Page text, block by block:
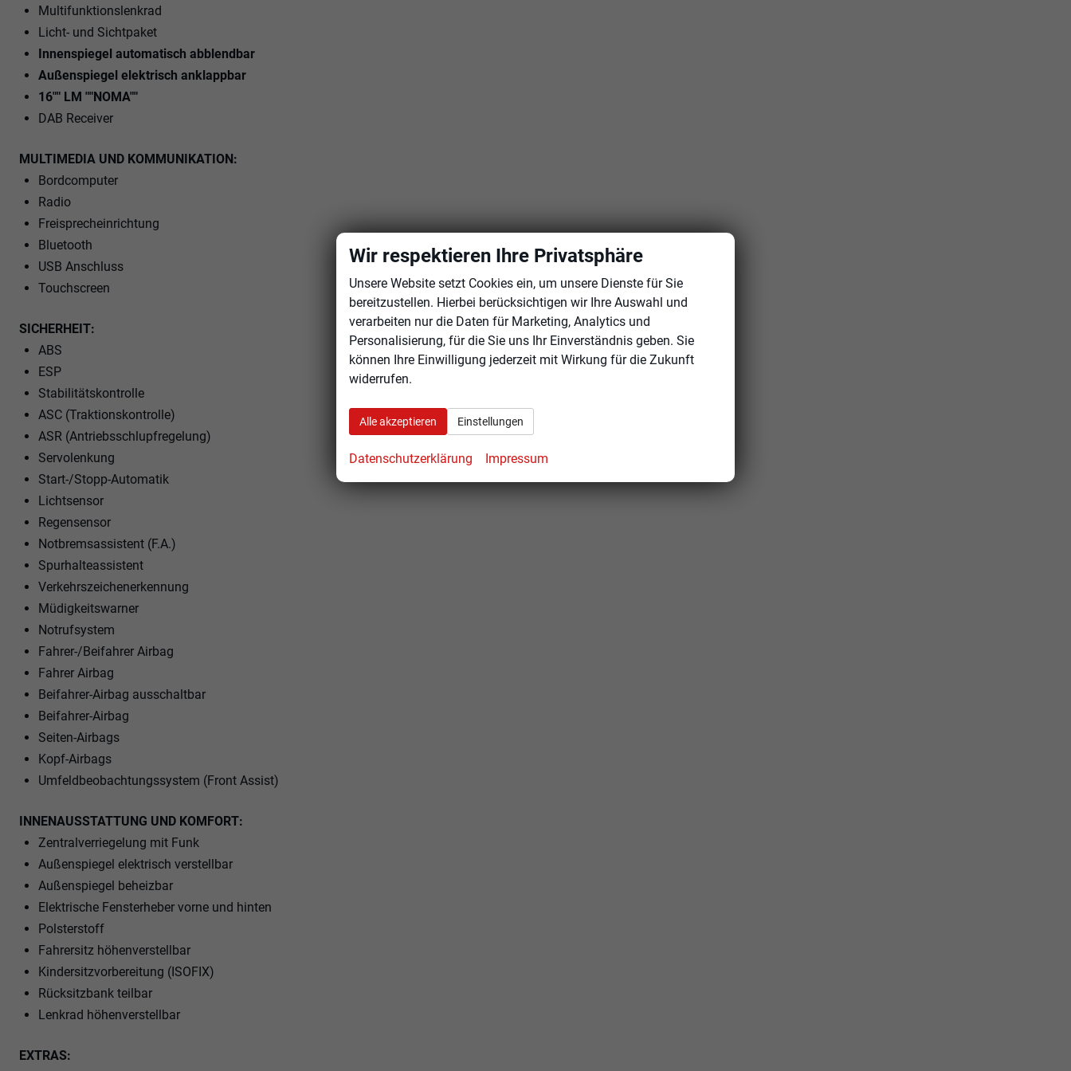
Multifunktionslenkrad
Licht- und Sichtpaket
Innenspiegel automatisch abblendbar
Außenspiegel elektrisch anklappbar
16"" LM ""NOMA""
DAB Receiver
MULTIMEDIA UND KOMMUNIKATION:
Bordcomputer
Radio
Freisprecheinrichtung
Bluetooth
USB Anschluss
Touchscreen
SICHERHEIT:
ABS
ESP
Stabilitätskontrolle
ASC (Traktionskontrolle)
ASR (Antriebsschlupfregelung)
Servolenkung
Start-/Stopp-Automatik
Lichtsensor
Regensensor
Notbremsassistent (F.A.)
Spurhalteassistent
Verkehrszeichenerkennung
Müdigkeitswarner
Notrufsystem
Fahrer-/Beifahrer Airbag
Fahrer Airbag
Beifahrer-Airbag ausschaltbar
Beifahrer-Airbag
Seiten-Airbags
Kopf-Airbags
Umfeldbeobachtungssystem (Front Assist)
INNENAUSSTATTUNG UND KOMFORT:
Zentralverriegelung mit Funk
Außenspiegel elektrisch verstellbar
Außenspiegel beheizbar
Elektrische Fensterheber vorne und hinten
Polsterstoff
Fahrersitz höhenverstellbar
Kindersitzvorbereitung (ISOFIX)
Rücksitzbank teilbar
Lenkrad höhenverstellbar
EXTRAS:
Wir respektieren Ihre Privatsphäre
Unsere Website setzt Cookies ein, um unsere Dienste für Sie
bereitzustellen. Hierbei berücksichtigen wir Ihre Auswahl und
verarbeiten nur die Daten für Marketing, Analytics und
Personalisierung, für die Sie uns Ihr Einverständnis geben. Sie
können Ihre Einwilligung jederzeit mit Wirkung für die Zukunft
widerrufen.
Alle akzeptieren Einstellungen
Datenschutzerklärung Impressum